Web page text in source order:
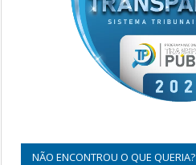
NÃO ENCONTROU O QUE QUERIA?